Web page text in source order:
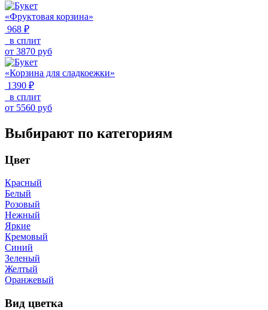
«Фруктовая корзина»
968 ₽
в сплит
от 3870 руб
«Корзина для сладкоежки»
1390 ₽
в сплит
от 5560 руб
Выбирают по категориям
Цвет
Красный
Белый
Розовый
Нежный
Яркие
Кремовый
Синий
Зеленый
Желтый
Оранжевый
Вид цветка